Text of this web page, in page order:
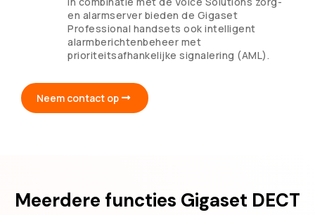
en alarmserver bieden de Gigaset
Professional handsets ook intelligent
alarmberichtenbeheer met
prioriteitsafhankelijke signalering (AML).
Neem contact op
Meerdere functies Gigaset DECT